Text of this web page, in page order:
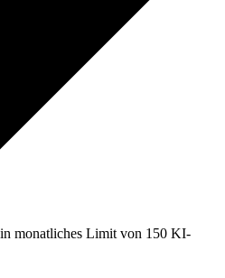
monatliches Limit von 150 KI-